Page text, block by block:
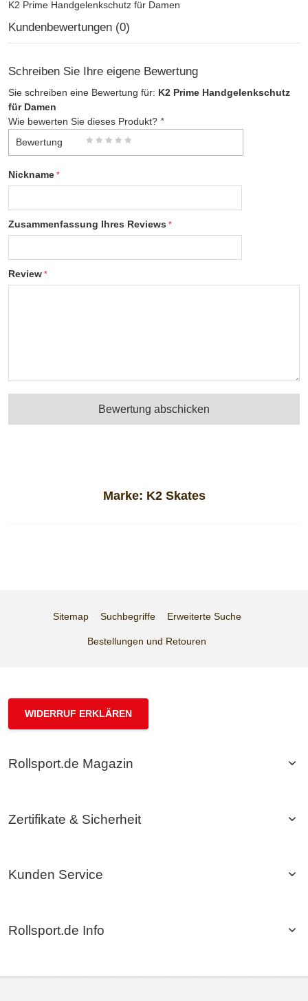
Marke: K2 Skates
K2 Prime Handgelenkschutz für Damen
Kundenbewertungen (0)
Schreiben Sie Ihre eigene Bewertung
Sie schreiben eine Bewertung für: K2 Prime Handgelenkschutz
für Damen
Wie bewerten Sie dieses Produkt? *
Bewertung
Nickname
Zusammenfassung Ihres Reviews
Review
Bewertung abschicken
Sitemap Suchbegriffe Erweiterte Suche
Bestellungen und Retouren
WIDERRUF ERKLÄREN
Rollsport.de Magazin
Zertifikate & Sicherheit
Kunden Service
Rollsport.de Info